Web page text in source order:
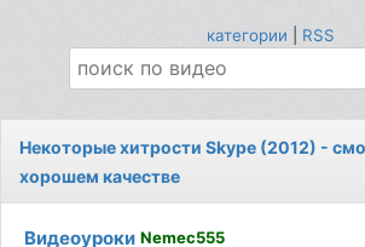
категории RSS
Некоторые хитрости Skype (2012) -
хорошем качестве
Видеоуроки Nemec555